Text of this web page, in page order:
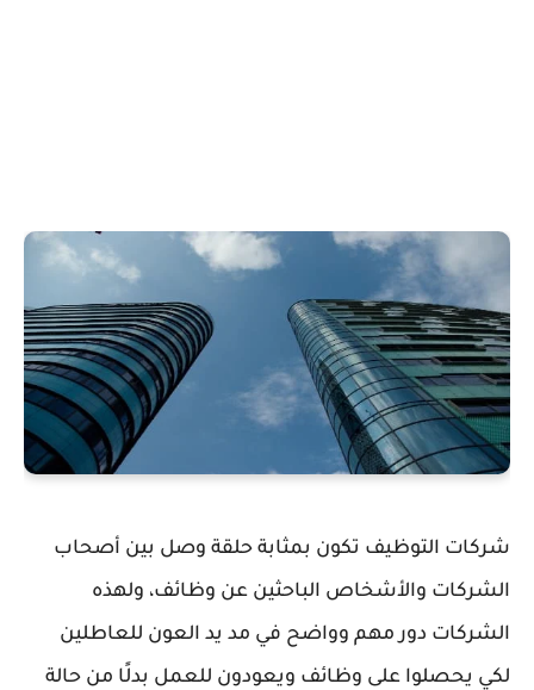
شركات التوظيف تكون بمثابة حلقة وصل بين أصحاب
الشركات والأشخاص الباحثين عن وظائف، ولهذه
الشركات دور مهم وواضح في مد يد العون للعاطلين
لكي يحصلوا على وظائف ويعودون للعمل بدلًا من حالة